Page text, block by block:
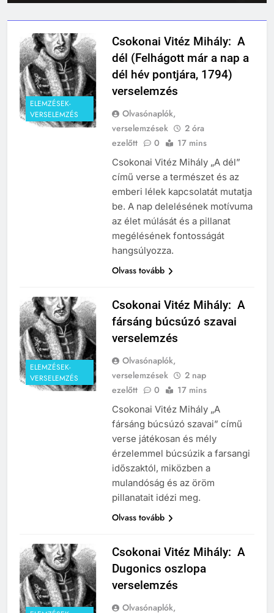
ELEMZÉSEK-
VERSELEMZÉS
Csokonai Vitéz Mihály: A
dél (Felhágott már a nap a
dél hév pontjára, 1794)
verselemzés
Olvasónaplók,
verselemzések
2 óra
ezelőtt
0 17 mins
Csokonai Vitéz Mihály „A dél”
című verse a természet és az
emberi lélek kapcsolatát mutatja
be. A nap delelésének motívuma
az élet múlását és a pillanat
megélésének fontosságát
hangsúlyozza.
Olvass tovább
ELEMZÉSEK-
VERSELEMZÉS
Csokonai Vitéz Mihály: A
fársáng búcsúzó szavai
verselemzés
Olvasónaplók,
verselemzések
2 nap
ezelőtt
0 17 mins
Csokonai Vitéz Mihály „A
fársáng búcsúzó szavai” című
verse játékosan és mély
érzelemmel búcsúzik a farsangi
időszaktól, miközben a
mulandóság és az öröm
pillanatait idézi meg.
Olvass tovább
Csokonai Vitéz Mihály: A
Dugonics oszlopa
verselemzés
Olvasónaplók,